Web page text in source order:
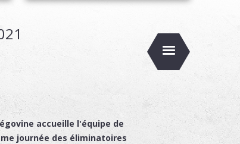
accueille l'équipe de
journée des éliminatoires